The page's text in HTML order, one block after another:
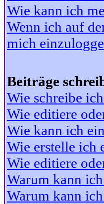
Wie kann ich
Wenn ich auf
mich
Beiträge
Wie schreibe
Wie editiere
Wie kann ich
Wie erstelle ich
Wie editiere
Warum kann
Warum kann